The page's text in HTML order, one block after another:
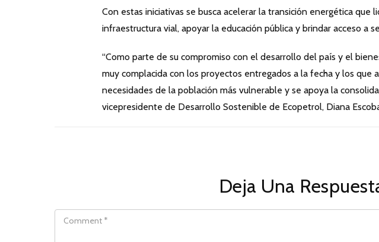
Con estas iniciativas se busca acelerar la transición energética que
infraestructura vial, apoyar la educación pública y brindar acceso a
“Como parte de su compromiso con el desarrollo del país y el
muy complacida con los proyectos entregados a la fecha y los que
necesidades de la población más vulnerable y se apoya la
vicepresidente de Desarrollo Sostenible de Ecopetrol, Diana
Deja Una
COMMENT